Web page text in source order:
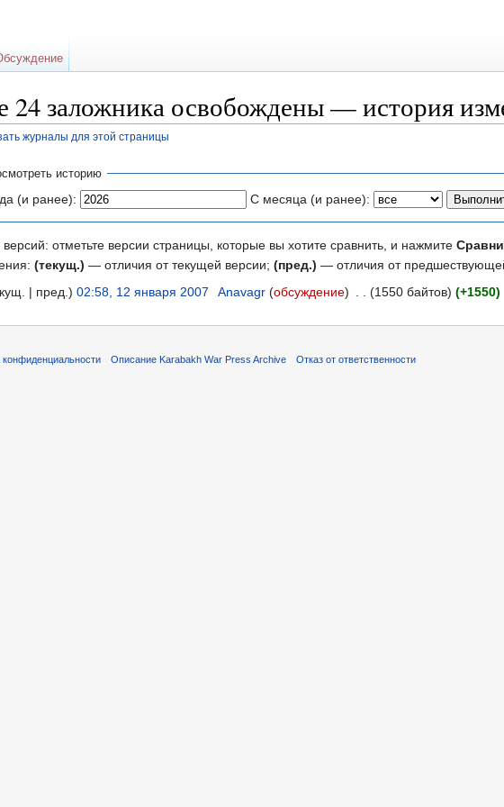
24 заложника освобождены — история
журналы для этой страницы
историю
(и ранее): С месяца (и ранее):
отметьте версии страницы, которые вы хотите сравнить, и нажмите
(текущ.) — отличия от текущей версии; (пред.) — отличия от
| пред.) 02:58, 12 января 2007 Anavagr (обсуждение) (1550 байтов) (+1550)
конфиденциальности Описание Karabakh War Press Archive Отказ от ответственности